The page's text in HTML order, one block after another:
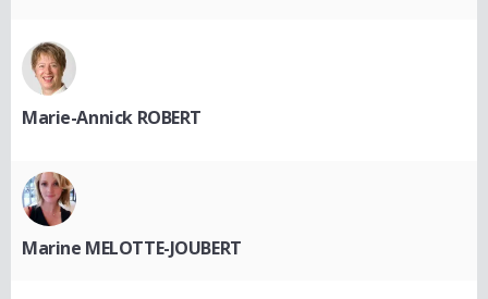
Marie-Annick ROBERT
Marine MELOTTE-JOUBERT